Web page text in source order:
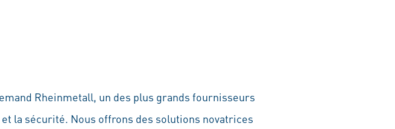
Rheinmetall, un des plus grands fournisseurs
la sécurité. Nous offrons des solutions novatrices